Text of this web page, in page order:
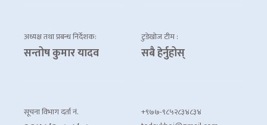
अध्यक्ष तथा प्रबन्ध निर्देशक:
सन्तोष कुमार यादव
टुडेखोज टीम :
सबै हेर्नुहोस्
सूचना विभाग दर्ता नं.
+९७७-९८५२८३४८३४